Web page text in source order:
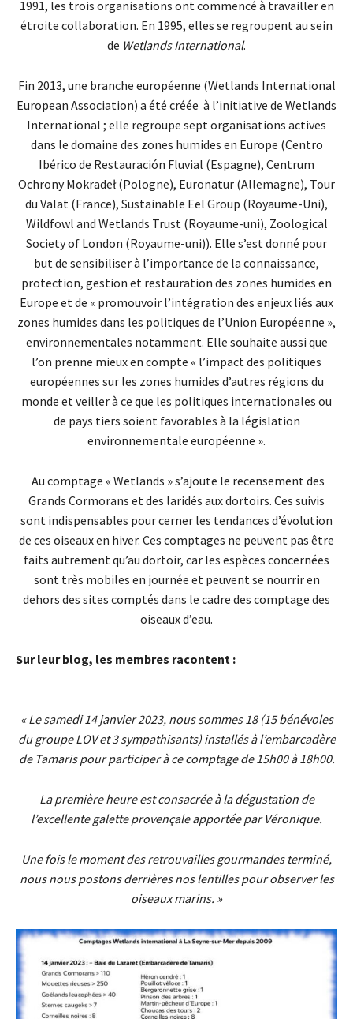
1991, les trois organisations ont commencé à travailler en
étroite collaboration. En 1995, elles se regroupent au sein
de Wetlands International.
Fin 2013, une branche européenne (Wetlands International
European Association) a été créée à l’initiative de Wetlands
International ; elle regroupe sept organisations actives
dans le domaine des zones humides en Europe (Centro
Ibérico de Restauración Fluvial (Espagne), Centrum
Ochrony Mokradeł (Pologne), Euronatur (Allemagne), Tour
du Valat (France), Sustainable Eel Group (Royaume-Uni),
Wildfowl and Wetlands Trust (Royaume-uni), Zoological
Society of London (Royaume-uni)). Elle s’est donné pour
but de sensibiliser à l’importance de la connaissance,
protection, gestion et restauration des zones humides en
Europe et de « promouvoir l’intégration des enjeux liés aux
zones humides dans les politiques de l’Union Européenne »,
environnementales notamment. Elle souhaite aussi que
l’on prenne mieux en compte « l’impact des politiques
européennes sur les zones humides d’autres régions du
monde et veiller à ce que les politiques internationales ou
de pays tiers soient favorables à la législation
environnementale européenne ».
Au comptage « Wetlands » s’ajoute le recensement des
Grands Cormorans et des laridés aux dortoirs. Ces suivis
sont indispensables pour cerner les tendances d’évolution
de ces oiseaux en hiver. Ces comptages ne peuvent pas être
faits autrement qu’au dortoir, car les espèces concernées
sont très mobiles en journée et peuvent se nourrir en
dehors des sites comptés dans le cadre des comptage des
oiseaux d’eau.
Sur leur blog, les membres racontent :
« Le samedi 14 janvier 2023, nous sommes 18 (15 bénévoles
du groupe LOV et 3 sympathisants) installés à l’embarcadère
de Tamaris pour participer à ce comptage de 15h00 à 18h00.
La première heure est consacrée à la dégustation de
l’excellente galette provençale apportée par Véronique.
Une fois le moment des retrouvailles gourmandes terminé,
nous nous postons derrières nos lentilles pour observer les
oiseaux marins. »